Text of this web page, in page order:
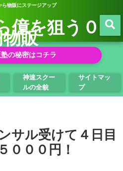
ら物販にステージアップ
億を狙う０
販
の秘密はコチラ
神速スクー
ルの全貌
サイトマッ
プ
サル受けて４日目
０００円！